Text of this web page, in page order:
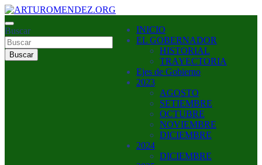
Saltar
al
contenido
ARTUROMENDEZ.ORG
ARTURO MENDEZ GOBERNADOR 2023
Buscar
Buscar
INICIO
EL GOBERNADOR
HISTORIAL
TRAYECTORIA
Ejes de Gobierno
2023
AGOSTO
SETIEMBRE
OCTUBRE
NOVIEMBRE
DICIEMBRE
2024
DICIEMBRE